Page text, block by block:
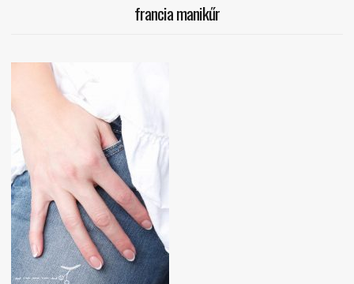
francia manikűr